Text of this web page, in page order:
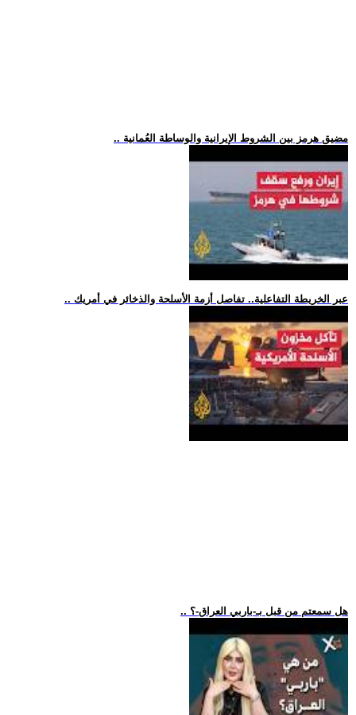
.. مضيق هرمز بين الشروط الإيرانية والوساطة العُمانية
.. عبر الخريطة التفاعلية.. تفاصل أزمة الأسلحة والذخائر في أمريك
.. هل سمعتم من قبل بـ-باربي العراق-؟